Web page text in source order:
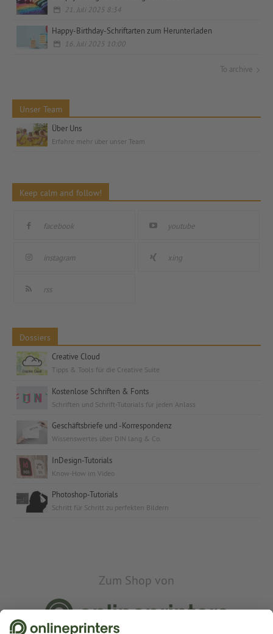
21. Juli 2025 8:34
Happy-Birthday-Schriftarten zum Herunterladen
16. Juli 2025 10:00
To archive
Unser Team
Über Uns
Erfahre mehr über unser Team
Keep calm and follow!
facebook youtube
instagram xing
rss
Dossiers
Creative Cloud
Tipps & Tools für die Creative Suite
Kostenlose Schriften & Fonts
Schriften und Schrift-Tutorials für jeden Anlass
Geschäftsbriefe und -Korrespondenz
Wissenswertes über DIN lang & Co.
InDesign-Tutorials
Know-How im Video
Photoshop-Tutorials
Schritt für Schritt zu perfekten Bildern
Zum Shop von